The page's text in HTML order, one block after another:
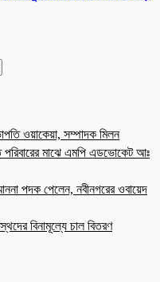
ওয়াকেয়া, সম্পাদক মিলন
মাঝে এমপি এডভোকেট আঃ
পদক পেলেন, নবীনগরের ওবায়েদ
বিনামূল্যে চাল বিতরণ